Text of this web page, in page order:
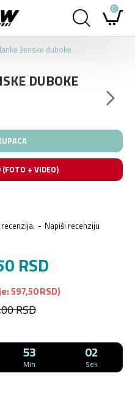
0
ženske duboke
DUBOKE
+ VIDEO)
- Napiši recenziju
53
Min
01
Sek
RSD
597,50 RSD)
RSD